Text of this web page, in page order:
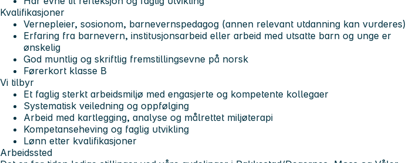
Kvalifikasjoner
Vernepleier, sosionom, barnevernspedagog (annen relevant utdanning kan vurderes)
Erfaring fra barnevern, institusjonsarbeid eller arbeid med utsatte barn og unge er
ønskelig
God muntlig og skriftlig fremstillingsevne på norsk
Førerkort klasse B
Vi tilbyr
Et faglig sterkt arbeidsmiljø med engasjerte og kompetente kollegaer
Systematisk veiledning og oppfølging
Arbeid med kartlegging, analyse og målrettet miljøterapi
Kompetanseheving og faglig utvikling
Lønn etter kvalifikasjoner
Arbeidssted